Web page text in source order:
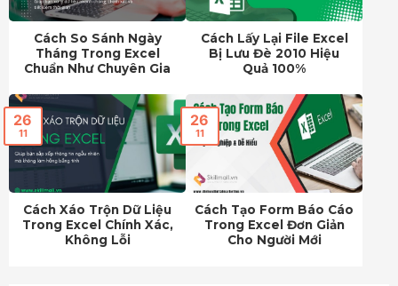
Cách So Sánh Ngày
Tháng Trong Excel
Chuẩn Như Chuyên Gia
Cách Lấy Lại File Excel
Bị Lưu Đè 2010 Hiệu
Quả 100%
Cách Xáo Trộn Dữ Liệu
Trong Excel Chính Xác,
Không Lỗi
26
11
Cách Tạo Form Báo Cáo
Trong Excel Đơn Giản
Cho Người Mới
26
11